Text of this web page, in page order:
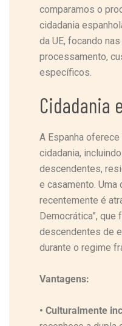
comparamos o
cidadania
da UE, focando
processamento,
específicos.
Cidadania
A Espanha
cidadania,
descendentes,
e casamento.
recentemente é
Democrática”, que
descendentes de
durante o regime
Vantagens:
• Culturalmente